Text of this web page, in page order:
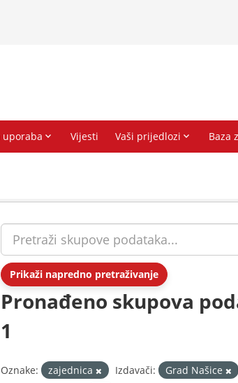
Prikaži napredno pretraživanje
Pronađeno skupova
1
Oznake: zajednica Izdavači: Grad Našice